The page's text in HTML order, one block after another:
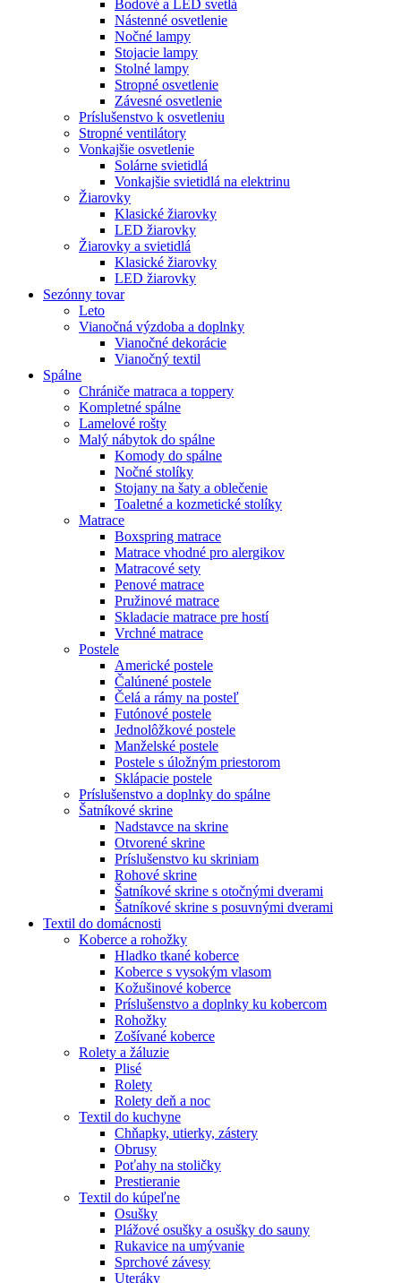
Bodové a LED svetlá
Nástenné osvetlenie
Nočné lampy
Stojacie lampy
Stolné lampy
Stropné osvetlenie
Závesné osvetlenie
Príslušenstvo k osvetleniu
Stropné ventilátory
Vonkajšie osvetlenie
Solárne svietidlá
Vonkajšie svietidlá na elektrinu
Žiarovky
Klasické žiarovky
LED žiarovky
Žiarovky a svietidlá
Klasické žiarovky
LED žiarovky
Sezónny tovar
Leto
Vianočná výzdoba a doplnky
Vianočné dekorácie
Vianočný textil
Spálne
Chrániče matraca a toppery
Kompletné spálne
Lamelové rošty
Malý nábytok do spálne
Komody do spálne
Nočné stolíky
Stojany na šaty a oblečenie
Toaletné a kozmetické stolíky
Matrace
Boxspring matrace
Matrace vhodné pro alergikov
Matracové sety
Penové matrace
Pružinové matrace
Skladacie matrace pre hostí
Vrchné matrace
Postele
Americké postele
Čalúnené postele
Čelá a rámy na posteľ
Futónové postele
Jednolôžkové postele
Manželské postele
Postele s úložným priestorom
Sklápacie postele
Príslušenstvo a doplnky do spálne
Šatníkové skrine
Nadstavce na skrine
Otvorené skrine
Príslušenstvo ku skriniam
Rohové skrine
Šatníkové skrine s otočnými dverami
Šatníkové skrine s posuvnými dverami
Textil do domácnosti
Koberce a rohožky
Hladko tkané koberce
Koberce s vysokým vlasom
Kožušinové koberce
Príslušenstvo a doplnky ku kobercom
Rohožky
Zošívané koberce
Rolety a žáluzie
Plisé
Rolety
Rolety deň a noc
Textil do kuchyne
Chňapky, utierky, zástery
Obrusy
Poťahy na stoličky
Prestieranie
Textil do kúpeľne
Osušky
Plážové osušky a osušky do sauny
Rukavice na umývanie
Sprchové závesy
Uteráky